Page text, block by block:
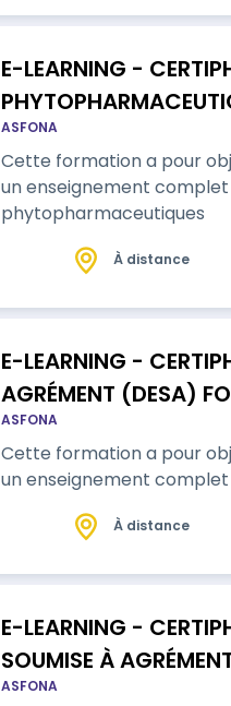
E-LEARNING -
ASFONA
Cette formation a pour
un enseignement
phytopharmaceutiques
À distance
E-LEARNING -
AGRÉMENT (DESA)
ASFONA
Cette formation a pour
un enseignement
À distance
E-LEARNING -
SOUMISE À
ASFONA